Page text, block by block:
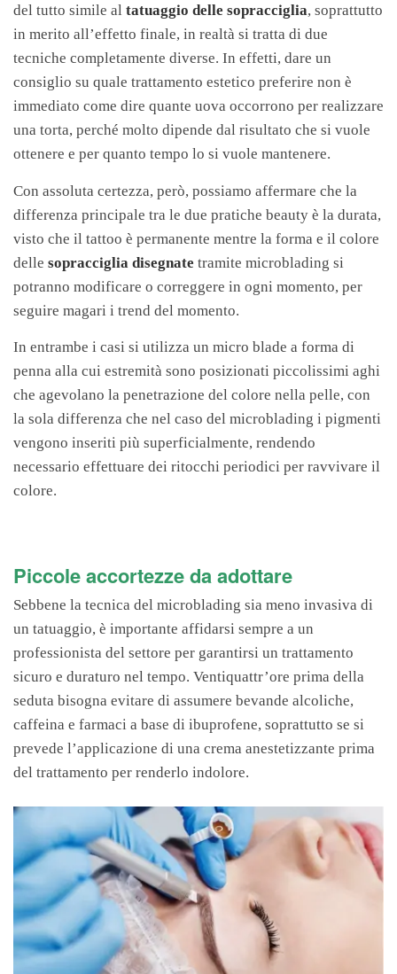
del tutto simile al tatuaggio delle sopracciglia, soprattutto
in merito all’effetto finale, in realtà si tratta di due
tecniche completamente diverse. In effetti, dare un
consiglio su quale trattamento estetico preferire non è
immediato come dire quante uova occorrono per realizzare
una torta, perché molto dipende dal risultato che si vuole
ottenere e per quanto tempo lo si vuole mantenere.
Con assoluta certezza, però, possiamo affermare che la
differenza principale tra le due pratiche beauty è la durata,
visto che il tattoo è permanente mentre la forma e il colore
delle sopracciglia disegnate tramite microblading si
potranno modificare o correggere in ogni momento, per
seguire magari i trend del momento.
In entrambe i casi si utilizza un micro blade a forma di
penna alla cui estremità sono posizionati piccolissimi aghi
che agevolano la penetrazione del colore nella pelle, con
la sola differenza che nel caso del microblading i pigmenti
vengono inseriti più superficialmente, rendendo
necessario effettuare dei ritocchi periodici per ravvivare il
colore.
Piccole accortezze da adottare
Sebbene la tecnica del microblading sia meno invasiva di
un tatuaggio, è importante affidarsi sempre a un
professionista del settore per garantirsi un trattamento
sicuro e duraturo nel tempo. Ventiquattr’ore prima della
seduta bisogna evitare di assumere bevande alcoliche,
caffeina e farmaci a base di ibuprofene, soprattutto se si
prevede l’applicazione di una crema anestetizzante prima
del trattamento per renderlo indolore.